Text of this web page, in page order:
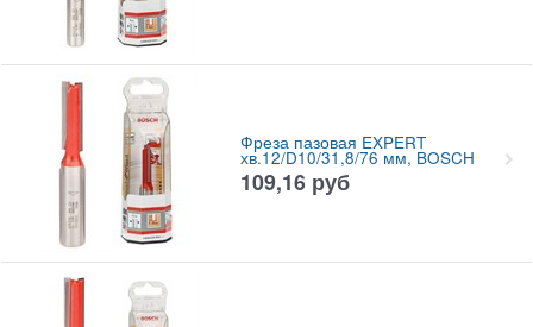
Фреза пазовая EXPERT
хв.12/D10/31,8/76 мм, BOSCH
109,16 руб